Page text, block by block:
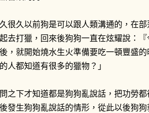
很久以前狗是可以跟人類溝通的，在
去打獵，回來後狗狗一直在炫耀說：
，就開始燒水生火準備要吃一頓豐盛
人都知道有很多的獵物？」
之下才知道都是狗狗亂說話，把功勞
發生狗狗亂說話的情形，從此以後狗狗